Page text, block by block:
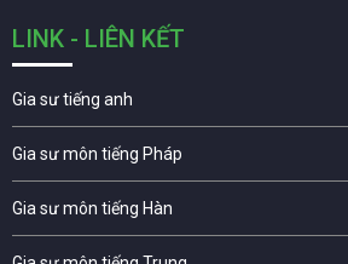
LINK - LIÊN KẾT
Gia sư tiếng anh
Gia sư môn tiếng Pháp
Gia sư môn tiếng Hàn